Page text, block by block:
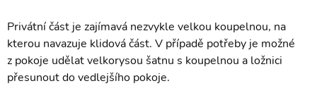
Privátní část je zajímavá nezvykle velkou koupelnou, na
kterou navazuje klidová část. V případě potřeby je možné
z pokoje udělat velkorysou šatnu s koupelnou a ložnici
přesunout do vedlejšího pokoje.